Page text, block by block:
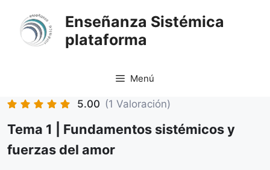
contenido
Enseñanza Sistémica
plataforma
Menú
5.00 (1 Valoración)
Tema 1 | Fundamentos sistémicos y
fuerzas del amor